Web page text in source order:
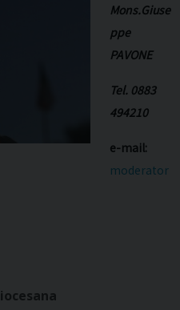
Mons.Giuse
ppe
PAVONE
Tel. 0883
494210
e-mail:
moderator